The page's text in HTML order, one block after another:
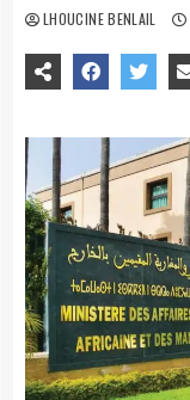
LHOUCINE BENLAIL